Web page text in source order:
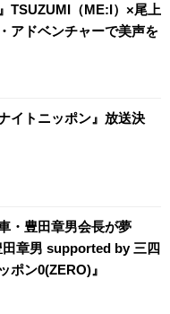
TSUZUMI（ME:I）×尾上
アドベンチャーで美声を
イトニッポン』放送決
・豊田章男会長が夢
章男 supported by 三四
ポン0(ZERO)』